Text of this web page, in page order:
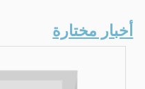
أخبار مختارة